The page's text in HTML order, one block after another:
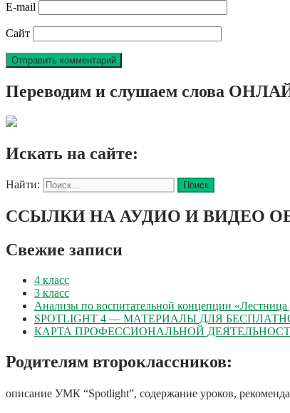
E-mail
Сайт
Переводим и слушаем слова
Искать на сайте:
Найти:
ССЫЛКИ НА АУДИО И ВИДЕО
Свежие записи
4 класс
3 класс
Анализы по воспитательной концепции «Лестница
SPOTLIGHT 4 — МАТЕРИАЛЫ ДЛЯ
КАРТА ПРОФЕССИОНАЛЬНОЙ ДЕЯТЕЛЬНОСТИ
Родителям второклассников:
описание УМК “Spotlight”, содержание уроков,